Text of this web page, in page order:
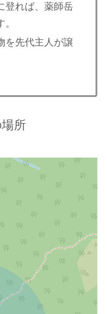
登れば、薬師岳
を先代主人が譲
所